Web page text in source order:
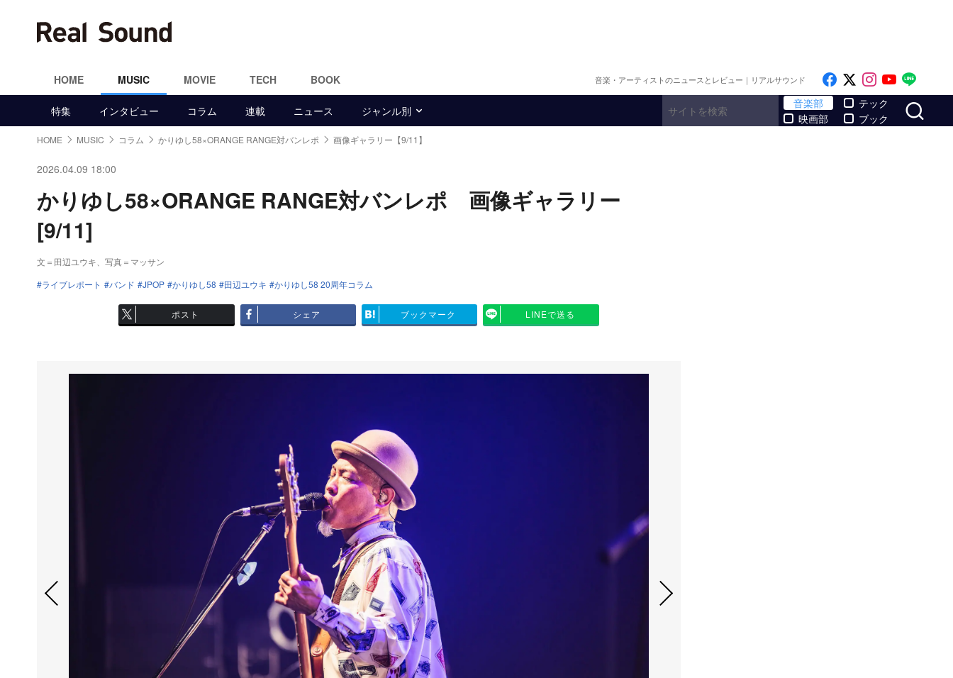
HOME MUSIC MOVIE TECH BOOK 音楽・アーティストのニュースとレビュー｜リアルサウンド Like on Facebook
Follow on x
Follow on
Follow
特集 インタビュー コラム 連載 ニュース ジャンル別
音楽部
映画部
テック
ブック
HOME MUSIC コラム かりゆし58×ORANGE RANGE対バンレポ 画像ギャラリー【9/11】
2026.04.09 18:00
かりゆし58×ORANGE RANGE対バンレポ 画像ギャラリー
[9/11]
文＝田辺ユウキ、写真＝マッサン
ライブレポート
バンド JPOP かりゆし58 田辺ユウキ かりゆし58 20周年コラム
ポスト シェア ブックマーク LINEで送る